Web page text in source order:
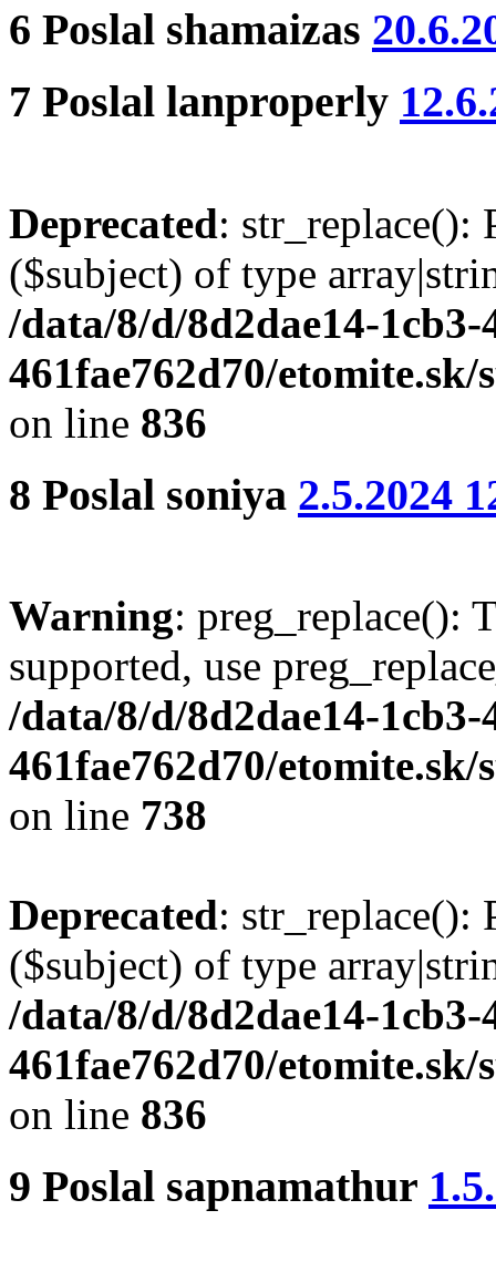
6 Poslal shamaizas
7 Poslal lanproperly
Deprecated: str_replace():
($subject) of type
/data/8/d/8d2dae14-1cb3-
461fae762d70/
on line 836
8 Poslal soniya 2.5.2024
Warning: preg_replace():
supported, use
/data/8/d/8d2dae14-1cb3-
461fae762d70/
on line 738
Deprecated: str_replace():
($subject) of type
/data/8/d/8d2dae14-1cb3-
461fae762d70/
on line 836
9 Poslal sapnamathur